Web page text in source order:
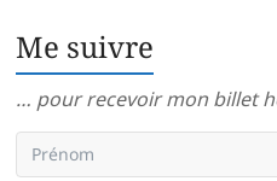
Me suivre
… pour recevoir mon billet